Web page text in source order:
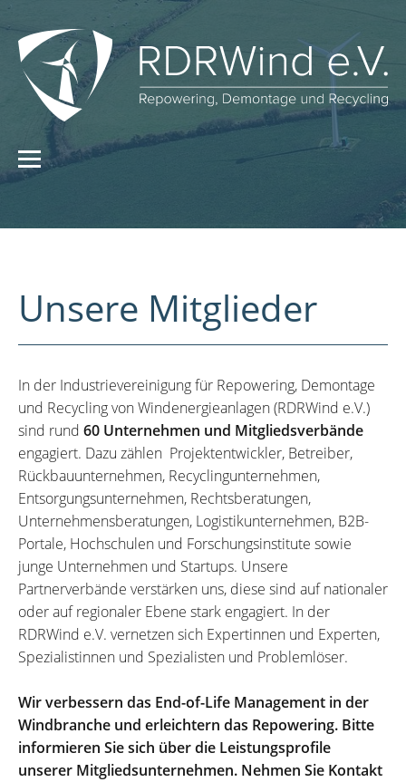
Unsere Mitglieder
In der Industrievereinigung für Repowering, Demontage
und Recycling von Windenergieanlagen (RDRWind e.V.)
sind rund 60 Unternehmen und Mitgliedsverbände
engagiert. Dazu zählen Projektentwickler, Betreiber,
Rückbauunternehmen, Recyclingunternehmen,
Entsorgungsunternehmen, Rechtsberatungen,
Unternehmensberatungen, Logistikunternehmen, B2B-
Portale, Hochschulen und Forschungsinstitute sowie
junge Unternehmen und Startups. Unsere
Partnerverbände verstärken uns, diese sind auf nationaler
oder auf regionaler Ebene stark engagiert. In der
RDRWind e.V. vernetzen sich Expertinnen und Experten,
Spezialistinnen und Spezialisten und Problemlöser.
Wir verbessern das End-of-Life Management in der
Windbranche und erleichtern das Repowering. Bitte
informieren Sie sich über die Leistungsprofile
unserer Mitgliedsunternehmen. Nehmen Sie Kontakt